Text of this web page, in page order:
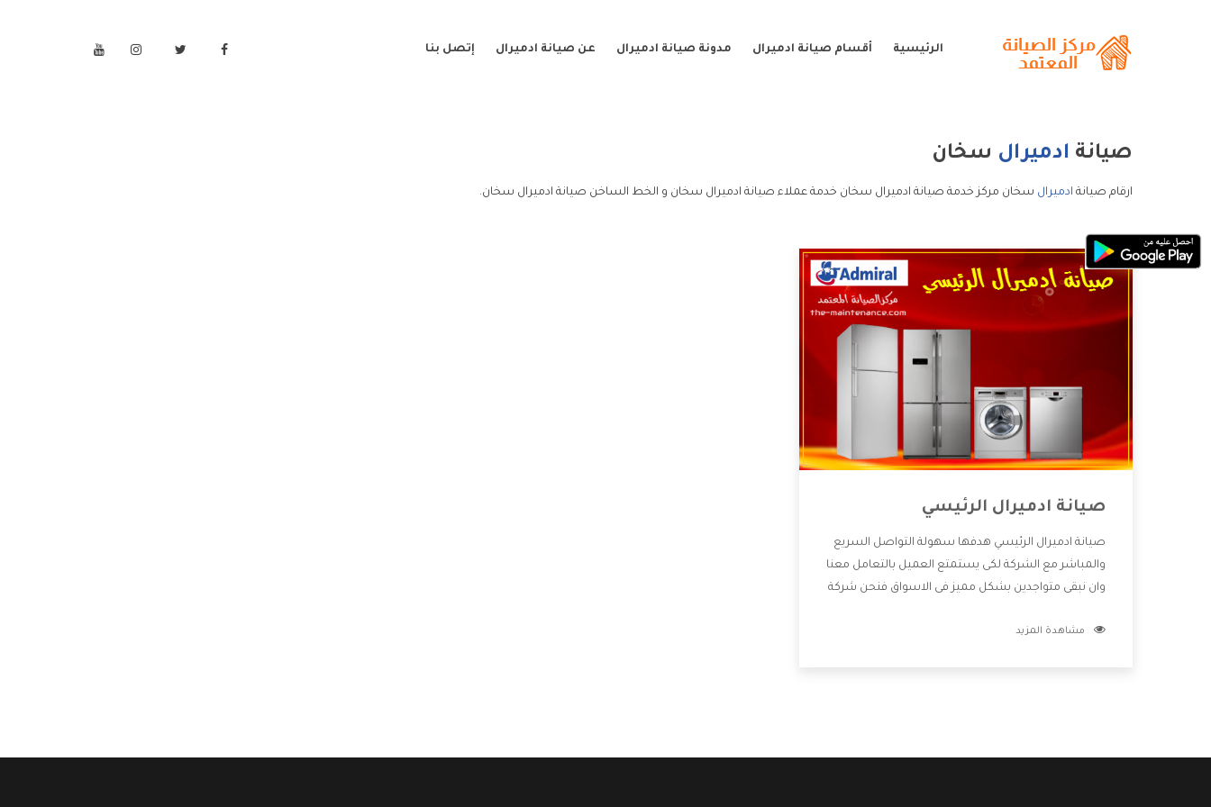
الرئيسية أقسام صيانة ادميرال مدونة صيانة ادميرال عن صيانة ادميرال إتصل بنا
صيانة ادميرال سخان
ارقام صيانة ادميرال سخان مركز خدمة صيانة ادميرال سخان خدمة عملاء صيانة ادميرال سخان و الخط الساخن صيانة ادميرال سخان.
صيانة ادميرال الرئيسي
صيانة ادميرال الرئيسي هدفها سهولة التواصل السريع
والمباشر مع الشركة لكى يستمتع العميل بالتعامل معنا
وان نبقى متواجدين بشكل مميز فى الاسواق فنحن شركة
بالخدمات التى تنفرد الشركة بها والتى تكون منها خدمة
مشاهدة المزيد